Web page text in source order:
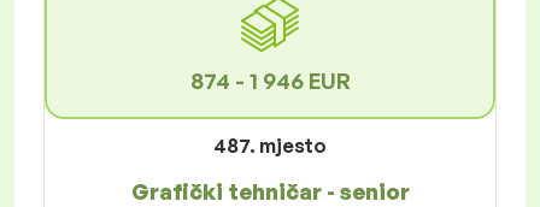
874 - 1 946 EUR
487. mjesto
Grafički tehničar - senior